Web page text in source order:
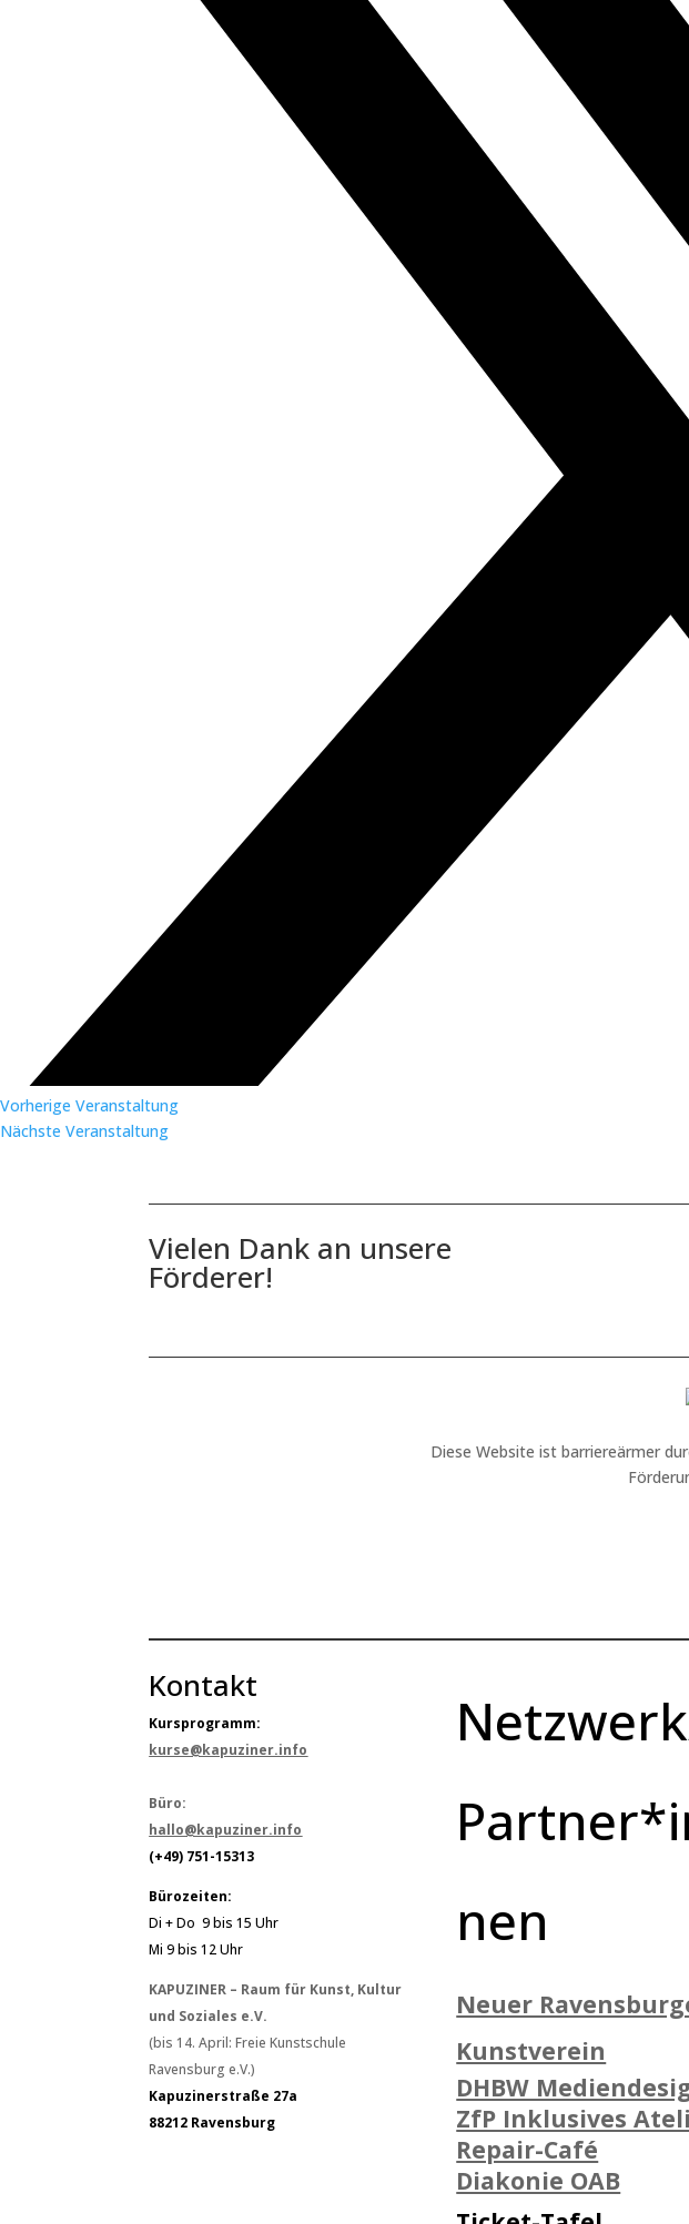
Vorherige Veranstaltung
Nächste Veranstaltung
Vielen Dank an unsere
Förderer!
Diese Website ist barriereärmer
Kontakt
Kursprogramm:
kurse@kapuziner.info
Büro:
hallo@kapuziner.info
(+49) 751-15313
Bürozeiten:
Di + Do 9 bis 15 Uhr
Mi 9 bis 12 Uhr
KAPUZINER – Raum für Kunst, Kultur
und Soziales e.V.
(bis 14. April: Freie Kunstschule
Ravensburg e.V.)
Kapuzinerstraße 27a
88212 Ravensburg
nen
Neuer
Kunstverein
DHBW
ZfP Inklusives
Repair-Café
Diakonie OAB